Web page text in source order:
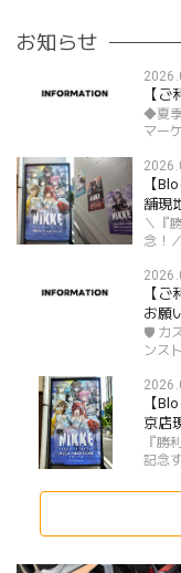
お知らせ
【
◆夏
マー
休業
【
舗現
＼『
念！
催中
【
お願
🛡️ カ
ンス
して
いて...
【
京店
『勝
記念
では